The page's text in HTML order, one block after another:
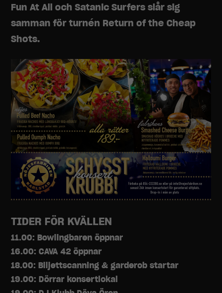
Fun At All och Satanic Surfers slår sig
samman för turnén Return of the Cheap
Shots.
TIDER FÖR KVÄLLEN
11.00: Bowlingbaren öppnar
16.00: CAVA 42 öppnar
18.00: Biljettscanning & garderob startar
19.00: Dörrar konsertlokal